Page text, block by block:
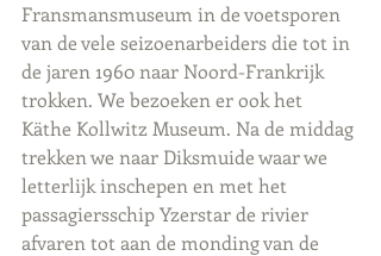
Fransmansmuseum in de voetsporen
van de vele seizoenarbeiders die tot in
de jaren 1960 naar Noord-Frankrijk
trokken. We bezoeken er ook het
Käthe Kollwitz Museum. Na de middag
trekken we naar Diksmuide waar we
letterlijk inschepen en met het
passagiersschip Yzerstar de rivier
afvaren tot aan de monding van de